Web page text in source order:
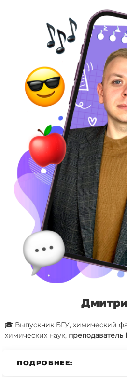
🎓 Выпускник БГУ, химический
химических наук,
ПОДРОБНЕЕ: